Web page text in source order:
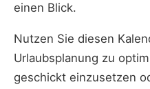
einen Blick.
Nutzen Sie diesen
Urlaubsplanung zu
geschickt einzusetzen